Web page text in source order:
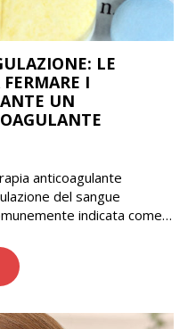
LE
I
UN
anticoagulante
del sangue
indicata come